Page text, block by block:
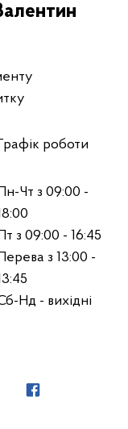
роботи
Чт з 09:00 -
з 09:00 - 16:45
з 13:00 -
Нд - вихідні